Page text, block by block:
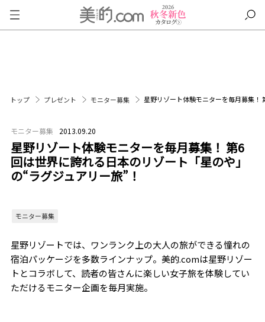
トップ プレゼント モニター募集 星野リゾート体験モニターを毎月募集！
モニター募集 2013.09.20
星野リゾート体験モニターを毎月募集！ 第6
回は世界に誇れる日本のリゾート「星のや」
の“ラグジュアリー旅”！
モニター募集
星野リゾートでは、ワンランク上の大人の旅ができる憧れの
宿泊パッケージを多数ラインナップ。美的.comは星野リゾー
トとコラボして、読者の皆さんに楽しい女子旅を体験してい
ただけるモニター企画を毎月実施。